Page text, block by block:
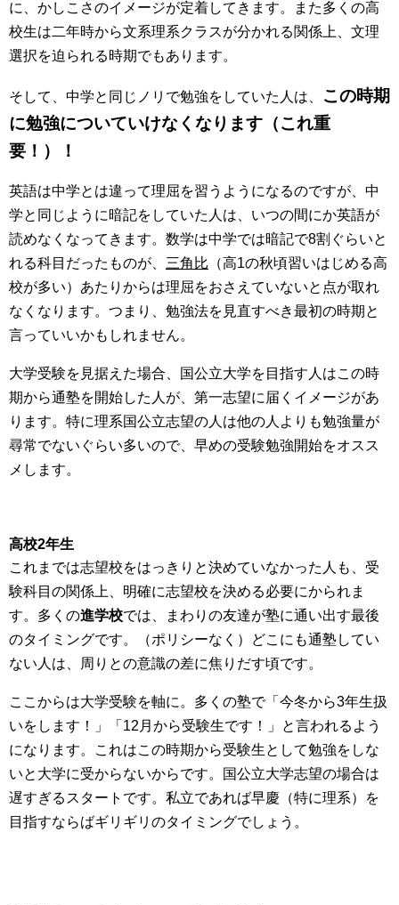
に、かしこさのイメージが定着してきます。また多くの高
校生は二年時から文系理系クラスが分かれる関係上、文理
選択を迫られる時期でもあります。
そして、中学と同じノリで勉強をしていた人は、
この時期
に勉強についていけなくなります（これ重
要！）！
英語は中学とは違って理屈を習うようになるのですが、中
学と同じように暗記をしていた人は、いつの間にか英語が
読めなくなってきます。数学は中学では暗記で8割ぐらいと
れる科目だったものが、 三角比 （高1の秋頃習いはじめる高
校が多い）あたりからは理屈をおさえていないと点が取れ
なくなります。つまり、勉強法を見直すべき最初の時期と
言っていいかもしれません。
大学受験を見据えた場合、国公立大学を目指す人はこの時
期から通塾を開始した人が、第一志望に届くイメージがあ
ります。特に理系国公立志望の人は他の人よりも勉強量が
尋常でないぐらい多いので、早めの受験勉強開始をオスス
メします。
高校2年生
これまでは志望校をはっきりと決めていなかった人も、受
験科目の関係上、明確に志望校を決める必要にかられま
す。多くの進学校では、まわりの友達が塾に通い出す最後
のタイミングです。（ポリシーなく）どこにも通塾してい
ない人は、周りとの意識の差に焦りだす頃です。
ここからは大学受験を軸に。多くの塾で「今冬から3年生扱
いをします！」「12月から受験生です！」と言われるよう
になります。これはこの時期から受験生として勉強をしな
いと大学に受からないからです。国公立大学志望の場合は
遅すぎるスタートです。私立であれば早慶（特に理系）を
目指すならばギリギリのタイミングでしょう。